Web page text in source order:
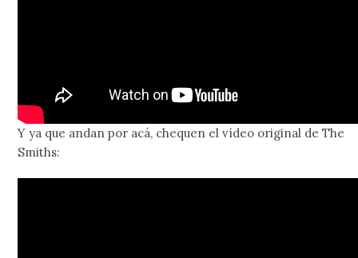
Y ya que andan por acá, chequen el vídeo original de The
Smiths: